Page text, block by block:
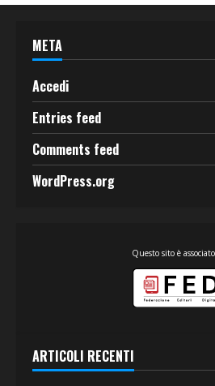
META
Accedi
Entries feed
Comments feed
WordPress.org
Questo sito è
ARTICOLI RECENTI